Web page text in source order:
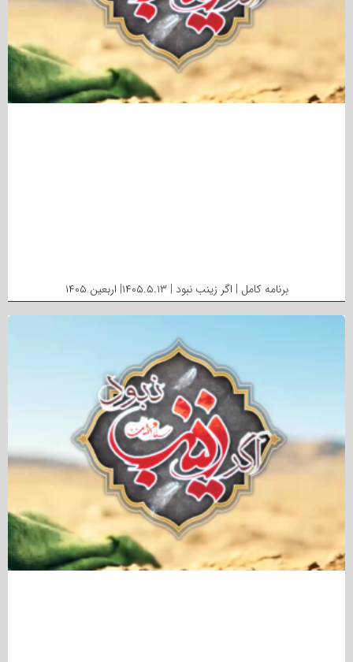
برنامه کامل | اگر زینب نبود | ۱۴۰۵.۵.۱۳| اربعین ۱۴۰۵